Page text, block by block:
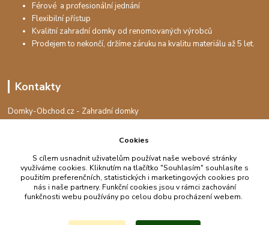
Férové a profesionální jednání
Flexibilní přístup
Kvalitní zahradní domky od renomovaných výrobců
Prodejem to nekončí, držíme záruku na kvalitu materiálu až 5 let.
Kontakty
Domky-Obchod.cz - Zahradní domky
+420 730 501 925
info@domky-obchod.cz
Cookies
S cílem usnadnit uživatelům používat naše webové stránky
využíváme cookies. Kliknutím na tlačítko "Souhlasím" souhlasíte s
použitím preferenčních, statistických i marketingových cookies pro
nás i naše partnery. Funkční cookies jsou v rámci zachování
funkčnosti webu používány po celou dobu procházení webem.